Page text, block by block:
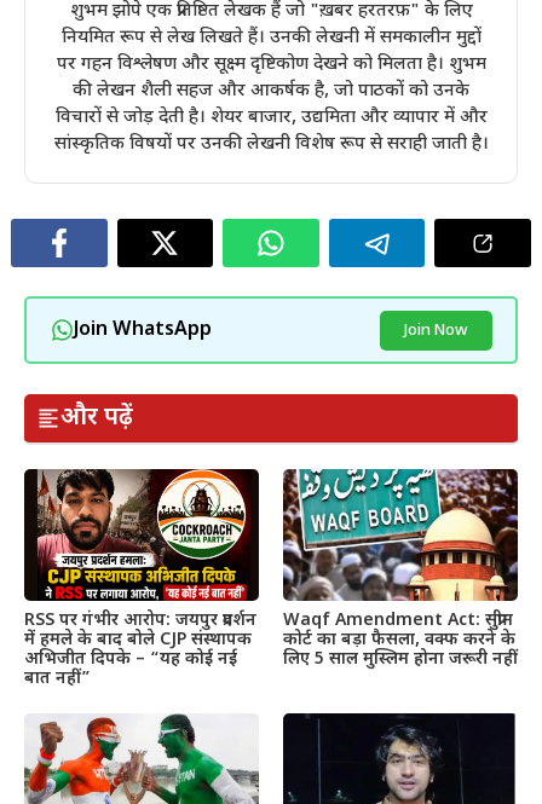
शुभम झोपे एक प्रतिष्ठित लेखक हैं जो "ख़बर हरतरफ़" के लिए
नियमित रूप से लेख लिखते हैं। उनकी लेखनी में समकालीन मुद्दों
पर गहन विश्लेषण और सूक्ष्म दृष्टिकोण देखने को मिलता है। शुभम
की लेखन शैली सहज और आकर्षक है, जो पाठकों को उनके
विचारों से जोड़ देती है। शेयर बाजार, उद्यमिता और व्यापार में और
सांस्कृतिक विषयों पर उनकी लेखनी विशेष रूप से सराही जाती है।
Join WhatsApp Join Now
और पढ़ें
RSS पर गंभीर आरोप: जयपुर प्रदर्शन
में हमले के बाद बोले CJP संस्थापक
अभिजीत दिपके – “यह कोई नई
बात नहीं”
Waqf Amendment Act: सुप्रीम
कोर्ट का बड़ा फैसला, वक्फ करने के
लिए 5 साल मुस्लिम होना जरूरी नहीं